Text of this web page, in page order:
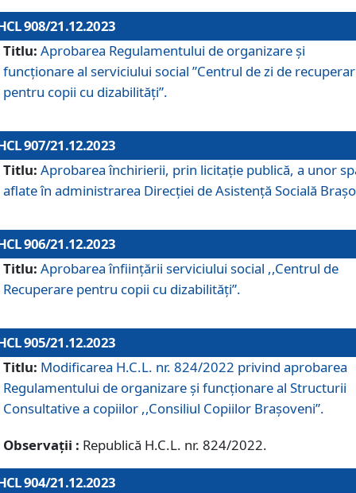
908/21.12.2023
Titlu: Aprobarea Regulamentului de organizare şi
funcţionare al serviciului social ”Centrul de zi de
pentru copii cu dizabilități”.
907/21.12.2023
Titlu: Aprobarea închirierii, prin licitație publică, a unor
aflate în administrarea Direcției de Asistență Socială
906/21.12.2023
Titlu: Aprobarea înființării serviciului social ,,Centrul de
Recuperare pentru copii cu dizabilități”.
905/21.12.2023
Titlu: Modificarea H.C.L. nr. 824/2022 privind aprobarea
Regulamentului de organizare şi funcţionare al Structurii
Consultative a copiilor ,,Consiliul Copiilor Braşoveni”.
Observații : Republică H.C.L. nr. 824/2022.
904/21.12.2023